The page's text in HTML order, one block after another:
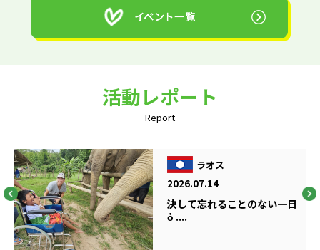
活動レポート
Report
ラオス
2026.07.14
決して忘れることのない一日
ὁ ....